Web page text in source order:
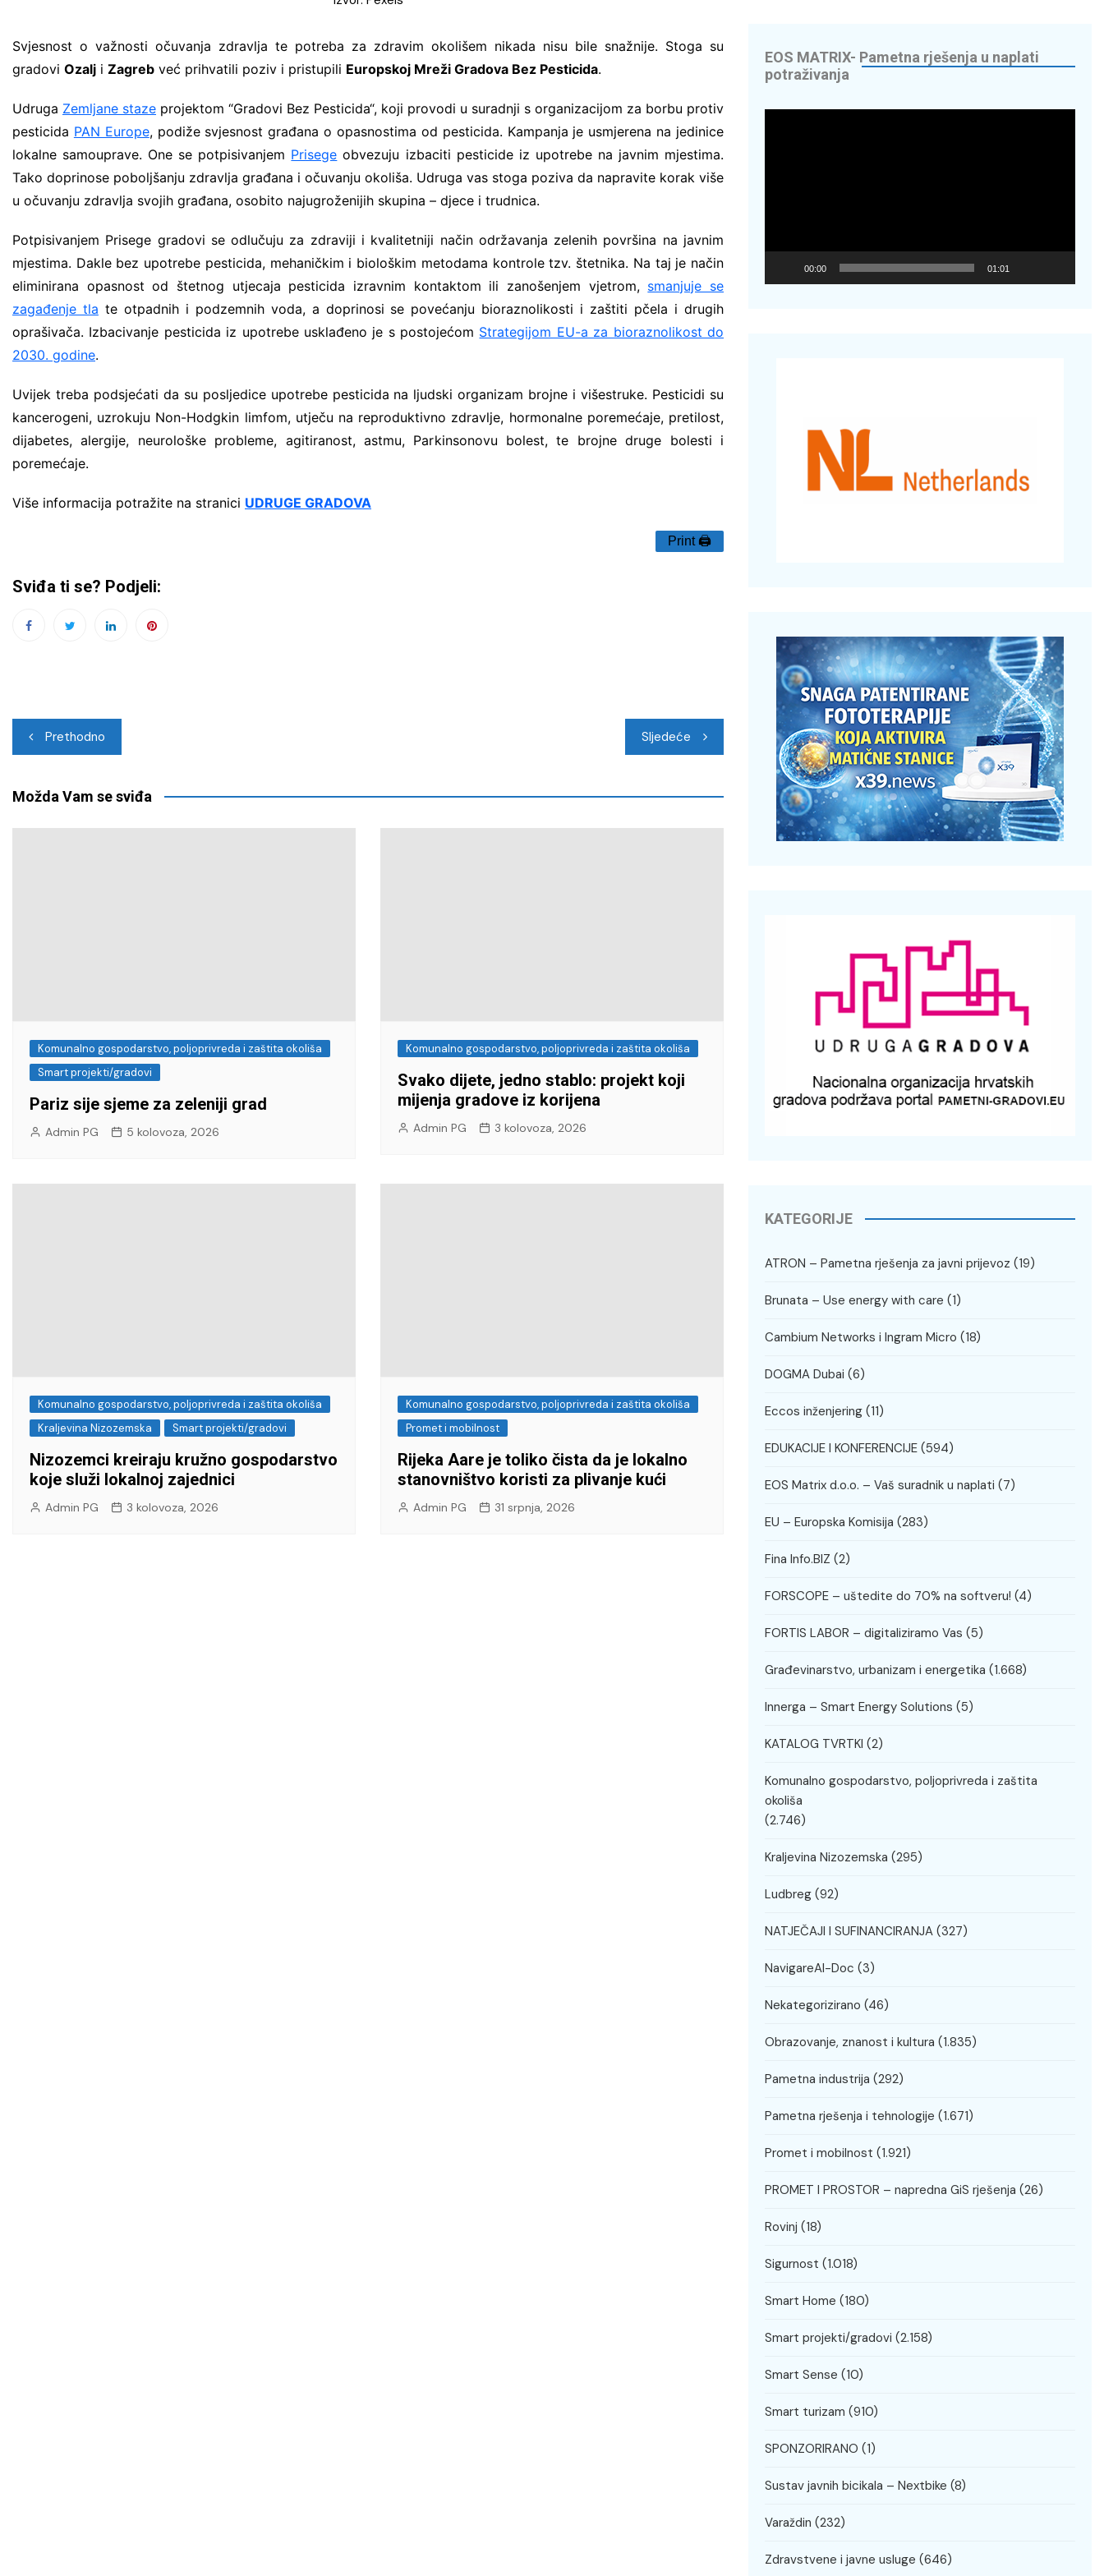
FORSCOPE – uštedite do 70% na
Vas
Innerga – Smart Energy Solutions
NavigareAI-Doc
Smart Sense
Sustav javnih bicikala – Nextbike
Svjesnost o važnosti očuvanja zdravlja te potreba za zdravim okolišem nikada nisu bile snažnije. Stoga su
gradovi Ozalj i Zagreb već prihvatili poziv i pristupili Europskoj Mreži Gradova Bez Pesticida.
Udruga Zemljane staze projektom “Gradovi Bez Pesticida“, koji provodi u suradnji s organizacijom za borbu protiv
pesticida PAN Europe, podiže svjesnost građana o opasnostima od pesticida. Kampanja je usmjerena na jedinice
lokalne samouprave. One se potpisivanjem Prisege obvezuju izbaciti pesticide iz upotrebe na javnim mjestima.
Tako doprinose poboljšanju zdravlja građana i očuvanju okoliša. Udruga vas stoga poziva da napravite korak više
u očuvanju zdravlja svojih građana, osobito najugroženijih skupina – djece i trudnica.
Potpisivanjem Prisege gradovi se odlučuju za zdraviji i kvalitetniji način održavanja zelenih površina na javnim
mjestima. Dakle bez upotrebe pesticida, mehaničkim i biološkim metodama kontrole tzv. štetnika. Na taj je način
eliminirana opasnost od štetnog utjecaja pesticida izravnim kontaktom ili zanošenjem vjetrom, smanjuje se
zagađenje tla te otpadnih i podzemnih voda, a doprinosi se povećanju bioraznolikosti i zaštiti pčela i drugih
oprašivača. Izbacivanje pesticida iz upotrebe usklađeno je s postojećom Strategijom EU-a za bioraznolikost do
2030. godine.
Uvijek treba podsjećati da su posljedice upotrebe pesticida na ljudski organizam brojne i višestruke. Pesticidi su
kancerogeni, uzrokuju Non-Hodgkin limfom, utječu na reproduktivno zdravlje, hormonalne poremećaje, pretilost,
dijabetes, alergije, neurološke probleme, agitiranost, astmu, Parkinsonovu bolest, te brojne druge bolesti i
poremećaje.
Više informacija potražite na stranici UDRUGE GRADOVA
Print 🖨
Sviđa ti se? Podjeli:
Navigacija
objava
Prethodno Sljedeće
Možda Vam se sviđa
Komunalno gospodarstvo, poljoprivreda i zaštita okoliša
Smart projekti/gradovi
Pariz sije sjeme za zeleniji grad
Admin PG 5 kolovoza, 2026
Komunalno gospodarstvo, poljoprivreda i zaštita okoliša
Svako dijete, jedno stablo: projekt koji
mijenja gradove iz korijena
Admin PG 3 kolovoza, 2026
Komunalno gospodarstvo, poljoprivreda i zaštita okoliša
Kraljevina Nizozemska
Smart projekti/gradovi
Nizozemci kreiraju kružno gospodarstvo
koje služi lokalnoj zajednici
Admin PG 3 kolovoza, 2026
Komunalno gospodarstvo, poljoprivreda i zaštita okoliša
Promet i mobilnost
Rijeka Aare je toliko čista da je lokalno
stanovništvo koristi za plivanje kući
Admin PG 31 srpnja, 2026
EOS MATRIX- Pametna rješenja u naplati
potraživanja
00:00 01:01
KATEGORIJE
ATRON – Pametna rješenja za javni prijevoz (19)
Brunata – Use energy with care (1)
Cambium Networks i Ingram Micro (18)
DOGMA Dubai (6)
Eccos inženjering (11)
EDUKACIJE I KONFERENCIJE (594)
EOS Matrix d.o.o. – Vaš suradnik u naplati (7)
EU – Europska Komisija (283)
Fina Info.BIZ (2)
FORSCOPE – uštedite do 70% na softveru! (4)
FORTIS LABOR – digitaliziramo Vas (5)
Građevinarstvo, urbanizam i energetika (1.668)
Innerga – Smart Energy Solutions (5)
KATALOG TVRTKI (2)
Komunalno gospodarstvo, poljoprivreda i zaštita
okoliša
(2.746)
Kraljevina Nizozemska (295)
Ludbreg (92)
NATJEČAJI I SUFINANCIRANJA (327)
NavigareAI-Doc (3)
Nekategorizirano (46)
Obrazovanje, znanost i kultura (1.835)
Pametna industrija (292)
Pametna rješenja i tehnologije (1.671)
Promet i mobilnost (1.921)
PROMET I PROSTOR – napredna GiS rješenja (26)
Rovinj (18)
Sigurnost (1.018)
Smart Home (180)
Smart projekti/gradovi (2.158)
Smart Sense (10)
Smart turizam (910)
SPONZORIRANO (1)
Sustav javnih bicikala – Nextbike (8)
Varaždin (232)
Zdravstvene i javne usluge (646)